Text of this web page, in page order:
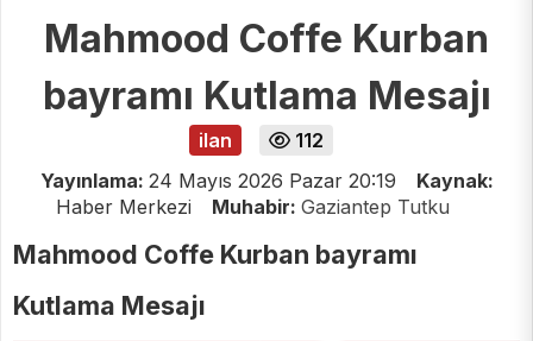
Mahmood Coffe Kurban
bayramı Kutlama Mesajı
ilan
112
Yayınlama: 24 Mayıs 2026 Pazar 20:19
Kaynak:
Haber Merkezi
Muhabir: Gaziantep Tutku
Mahmood Coffe Kurban bayramı
Kutlama Mesajı